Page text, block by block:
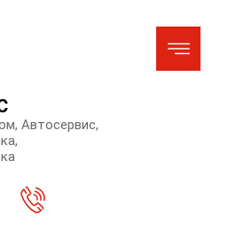
Автосервис,